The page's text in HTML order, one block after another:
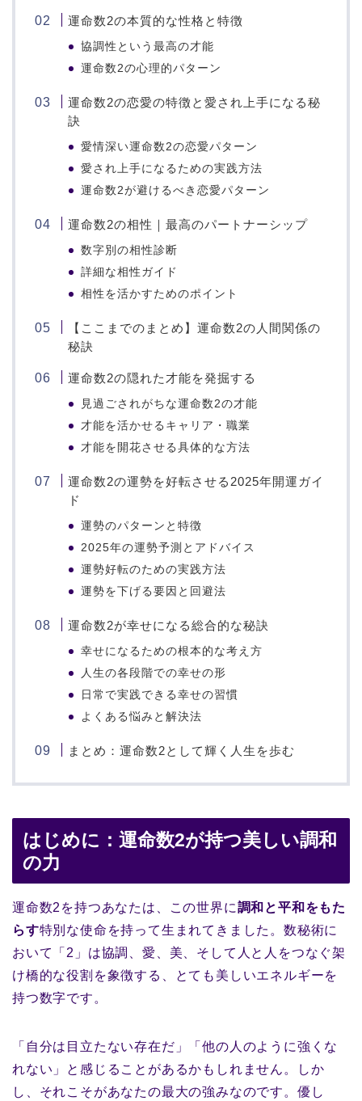
運命数2の本質的な性格と特徴
協調性という最高の才能
運命数2の心理的パターン
運命数2の恋愛の特徴と愛され上手になる秘
訣
愛情深い運命数2の恋愛パターン
愛され上手になるための実践方法
運命数2が避けるべき恋愛パターン
運命数2の相性｜最高のパートナーシップ
数字別の相性診断
詳細な相性ガイド
相性を活かすためのポイント
【ここまでのまとめ】運命数2の人間関係の
秘訣
運命数2の隠れた才能を発掘する
見過ごされがちな運命数2の才能
才能を活かせるキャリア・職業
才能を開花させる具体的な方法
運命数2の運勢を好転させる2025年開運ガイ
ド
運勢のパターンと特徴
2025年の運勢予測とアドバイス
運勢好転のための実践方法
運勢を下げる要因と回避法
運命数2が幸せになる総合的な秘訣
幸せになるための根本的な考え方
人生の各段階での幸せの形
日常で実践できる幸せの習慣
よくある悩みと解決法
まとめ：運命数2として輝く人生を歩む
はじめに：運命数2が持つ美しい調和
の力
運命数2を持つあなたは、この世界に調和と平和をもた
らす特別な使命を持って生まれてきました。数秘術に
おいて「2」は協調、愛、美、そして人と人をつなぐ架
け橋的な役割を象徴する、とても美しいエネルギーを
持つ数字です。
「自分は目立たない存在だ」「他の人のように強くな
れない」と感じることがあるかもしれません。しか
し、それこそがあなたの最大の強みなのです。優し